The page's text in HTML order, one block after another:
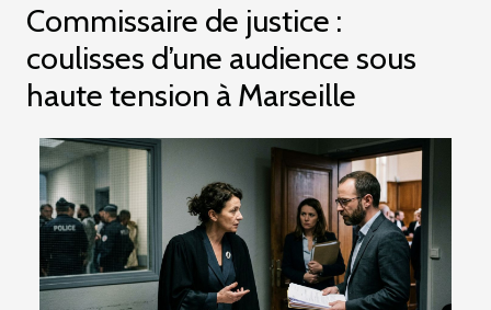
Commissaire de justice :
coulisses d’une audience sous
haute tension à Marseille